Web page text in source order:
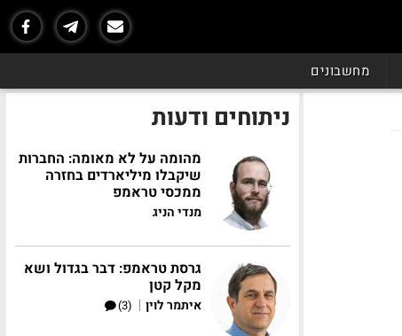
מחשבונים
ניתוחים ודעות
מהומה על לא מאומה: החברות
שיקבלו מיליארדים בחזרה
ממכסי טראמפ
מנדי הניג
גרסת טראמפ: דבר בגדול ושא
מקל קטן
איתמר לוין |
(3)